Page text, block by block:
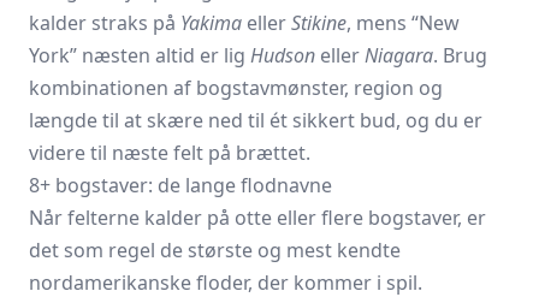
kalder straks på Yakima ellerStikine, mens “New
York” næsten altid er lig Hudson ellerNiagara. Brug
kombinationen af bogstavmønster, region og
længde til at skære ned til ét sikkert bud, og du er
videre til næste felt på brættet.
8+ bogstaver: de lange flodnavne
Når felterne kalder på otte eller flere bogstaver, er
det som regel de største og mest kendte
nordamerikanske floder, der kommer i spil.